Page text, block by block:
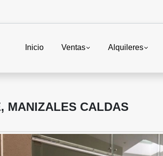
Inicio Ventas Alquileres
MANIZALES CALDAS